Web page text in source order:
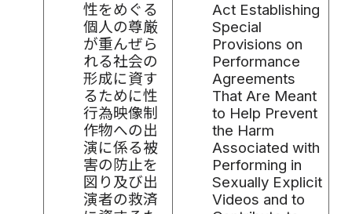
性をめぐる
個人の尊厳
が重んぜら
れる社会の
形成に資す
るために性
行為映像制
作物への出
演に係る被
害の防止を
図り及び出
演者の救済
Act Establishing
Special
Provisions on
Performance
Agreements
That Are Meant
to Help Prevent
the Harm
Associated with
Performing in
Sexually Explicit
Videos and to